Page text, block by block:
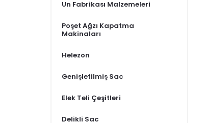
Un Fabrikası Malzemeleri
Poşet Ağzı Kapatma
Makinaları
Helezon
Genişletilmiş Sac
Elek Teli Çeşitleri
Delikli Sac